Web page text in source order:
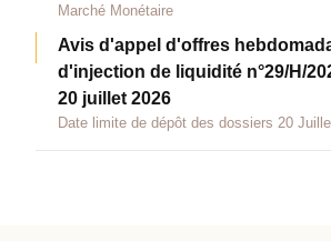
Marché Monétaire
Avis d'appel d'offres
d'injection de liquidité n°29/H/
20 juillet 2026
Date limite de dépôt des dossiers 20